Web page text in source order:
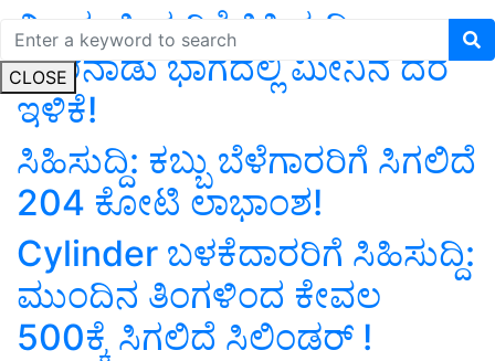
CLOSE
ಮೀನು ಪ್ರಿಯರಿಗೆ ಸಿಹಿಸುದ್ದಿ:
ಮಲೆನಾಡು ಭಾಗದಲ್ಲಿ ಮೀನಿನ ದರ
ಇಳಿಕೆ!
ಸಿಹಿಸುದ್ದಿ: ಕಬ್ಬು ಬೆಳೆಗಾರರಿಗೆ ಸಿಗಲಿದೆ
204 ಕೋಟಿ ಲಾಭಾಂಶ!
Cylinder ಬಳಕೆದಾರರಿಗೆ ಸಿಹಿಸುದ್ದಿ:
ಮುಂದಿನ ತಿಂಗಳಿಂದ ಕೇವಲ
500ಕ್ಕೆ ಸಿಗಲಿದೆ ಸಿಲಿಂಡರ್‌ !